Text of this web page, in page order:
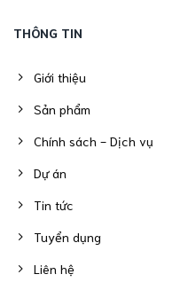
THÔNG TIN
Giới thiệu
Sản phẩm
Chính sách - Dịch vụ
Dự án
Tin tức
Tuyển dụng
Liên hệ